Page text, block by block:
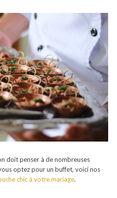
doit penser à de nombreuses
optez pour un buffet, voici nos
chic à votre mariage.